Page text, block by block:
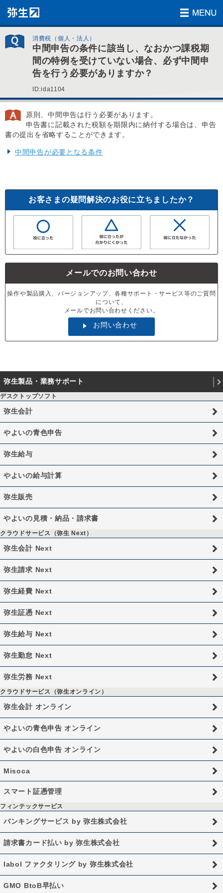
消費税（個人・法人）
中間申告の条件に該当し、なおかつ課税期
間の特例を受けていない場合、必ず中間申
告を行う必要がありますか？
ID:ida1104
原則、中間申告は行う必要があります。
申告書に記載された税額を期限内に納付する場合は、申告
書の提出を省略することができます。
中間申告が必要となる条件
お客さまの疑問解決のお役に立ちましたか？
メールでのお問い合わせ
操作や製品購入、バージョンアップ、各種サポート・サービス等のご質問
について、
メールでお問い合わせください。
お問い合わせ
弥生製品・業務サポート
デスクトップソフト
弥生会計
やよいの青色申告
弥生給与
やよいの給与計算
弥生販売
やよいの見積・納品・請求書
クラウドサービス（弥生 Next）
弥生会計 Next
弥生請求 Next
弥生経費 Next
弥生証憑 Next
弥生給与 Next
弥生勤怠 Next
弥生労務 Next
クラウドサービス（弥生オンライン）
弥生会計 オンライン
やよいの青色申告 オンライン
やよいの白色申告 オンライン
Misoca
スマート証憑管理
フィンテックサービス
バンキングサービス by 弥生株式会社
請求書カード払い by 弥生株式会社
labol ファクタリング by 弥生株式会社
GMO BtoB早払い